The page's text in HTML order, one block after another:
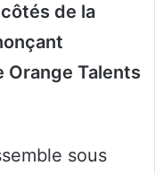
de la
Orange Talents
sous